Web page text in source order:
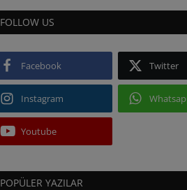
FOLLOW US
Facebook Twitter
Instagram
Youtube
POPÜLER YAZILAR